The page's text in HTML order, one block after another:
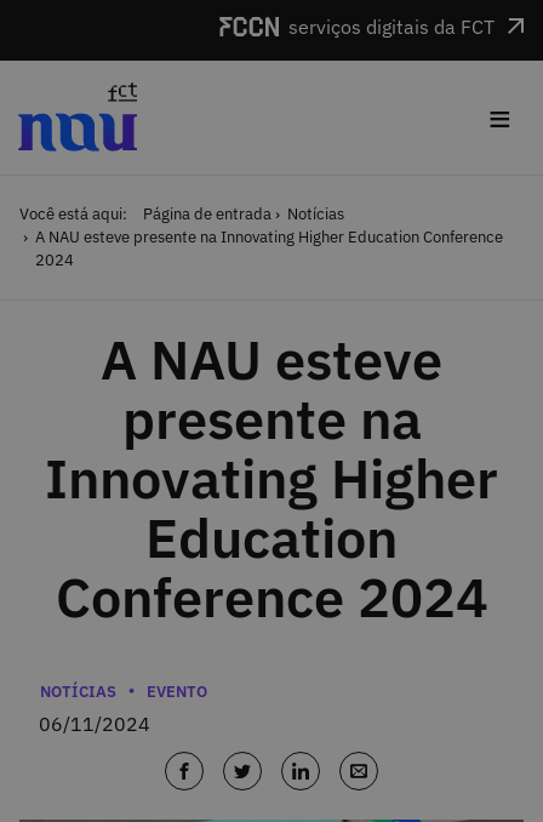
serviços digitais da FCT
≡
Você está aqui: Página de entrada
Notícias
A NAU esteve presente na Innovating Higher Education Conference
2024
A NAU esteve
presente na
Innovating Higher
Education
Conference 2024
Categorias
NOTÍCIAS EVENTO
06/11/2024